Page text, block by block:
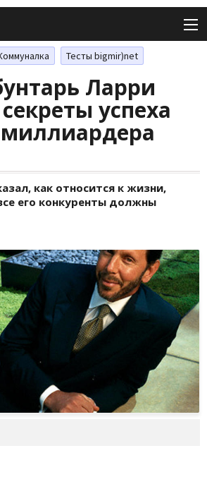
Тесты bigmir)net
Ларри
успеха
миллиардера
как относится к жизни,
его конкуренты должны